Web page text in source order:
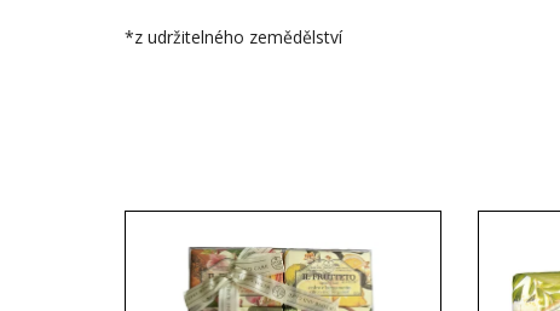
*z udržitelného zemědělství